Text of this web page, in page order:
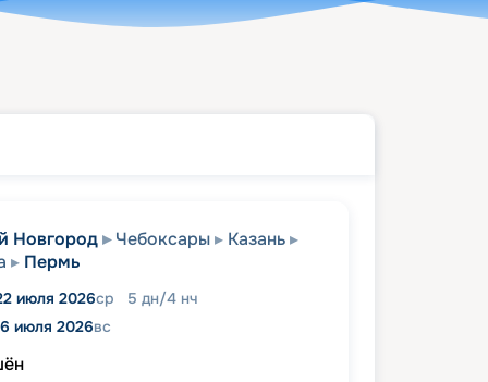
Новгород Чебоксары
Казань
Пермь
июля 2026ср 5 дн/4 нч
июля 2026вс